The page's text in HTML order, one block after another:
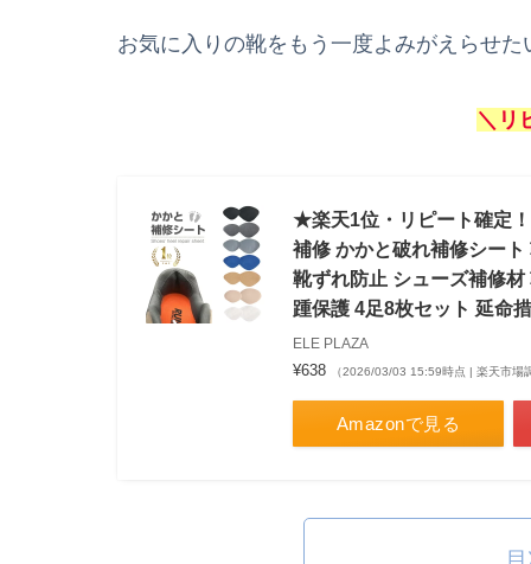
お気に入りの靴をもう一度よみがえらせ
＼リ
★楽天1位・リピート確定
補修 かかと破れ補修シー
靴ずれ防止 シューズ補修
踵保護 4足8枚セット 延命
ELE PLAZA
¥638 （2026/03/03 15:59時点 | 楽天市場
Amazonで見る